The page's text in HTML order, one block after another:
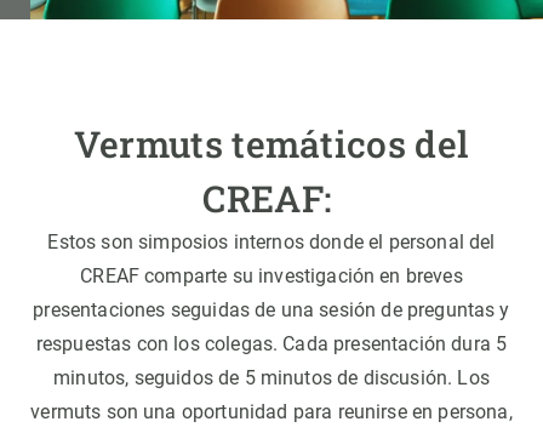
Vermuts temáticos del
CREAF:
Estos son simposios internos donde el personal del
CREAF comparte su investigación en breves
presentaciones seguidas de una sesión de preguntas y
respuestas con los colegas. Cada presentación dura 5
minutos, seguidos de 5 minutos de discusión. Los
vermuts son una oportunidad para reunirse en persona,